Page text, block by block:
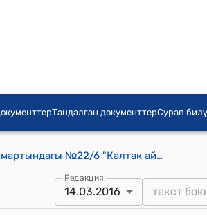
Тандалган документтерСурап
Үч-Коргон айылдык кеңешинин 2016-жылдын 14-мартындагы №22/6 "Калтак айылынын «Тик-Кочо» жана «Нооруз» көчөлөрунө СССРдин жана Кыргыз Республикасынын саламаттыкты сактоонун отличниги жана мыкты кызматкери Абдурахманов Өмурбектин наамын беруу жөнундө" токтому
Редакция
14.03.2016